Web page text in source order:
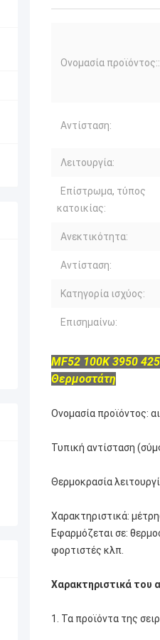
Ονομασία προϊόντος::
Αντίσταση:
Λειτουργία:
Επίστρωμα, τύπος
κατοικίας:
Ανεκτικότητα:
Αντίσταση:
Κατηγορία ισχύος:
Επισημαίνω:
MF52 100K 3950
Θερμοστάτη
Ονομασία προϊόντος:
Τυπική αντίσταση
Θερμοκρασία
Χαρακτηριστικά:
Εφαρμόζεται σε:
φορτιστές κλπ.
Χαρακτηριστικά του
1. Τα προϊόντα της